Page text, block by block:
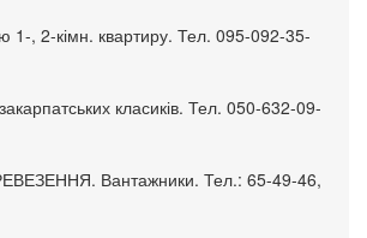
1-, 2-кімн. квартиру. Тел. 095-092-35-
класиків. Тел. 050-632-09-
Вантажники. Тел.: 65-49-46,